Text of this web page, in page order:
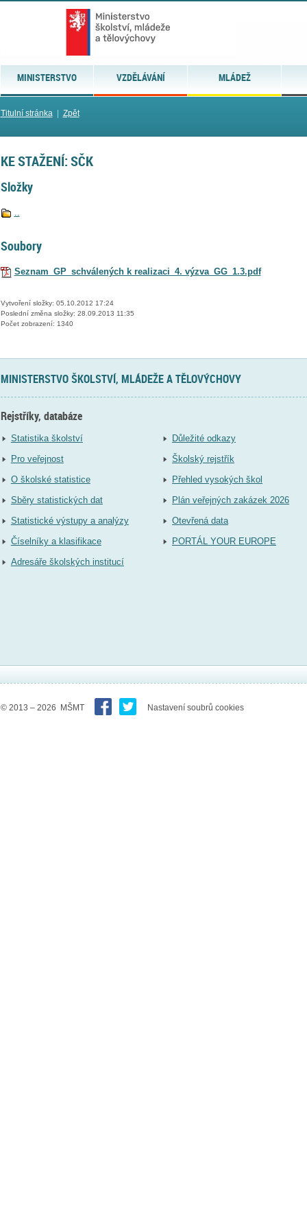
MINISTERSTVO VZDĚLÁVÁNÍ MLÁDEŽ
Titulní stránka| Zpět
KE STAŽENÍ: SČK
Složky
..
Soubory
Seznam_GP_schválených k realizaci_4. výzva_GG_1.3.pdf
Vytvoření složky: 05.10.2012 17:24
Poslední změna složky: 28.09.2013 11:35
Počet zobrazení: 1340
MINISTERSTVO ŠKOLSTVÍ, MLÁDEŽE A TĚLOVÝCHOVY
Rejstříky, databáze
Statistika školství
Pro veřejnost
O školské statistice
Sběry statistických dat
Statistické výstupy a analýzy
Číselníky a klasifikace
Adresáře školských institucí
Důležité odkazy
Školský rejstřík
Přehled vysokých škol
Plán veřejných zakázek 2026
Otevřená data
PORTÁL YOUR EUROPE
© 2013 – 2026 MŠMT Nastavení soubrů cookies